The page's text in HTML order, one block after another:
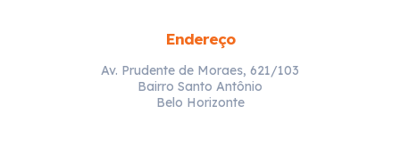
Endereço
Av. Prudente de Moraes, 621/103
Bairro Santo Antônio
Belo Horizonte